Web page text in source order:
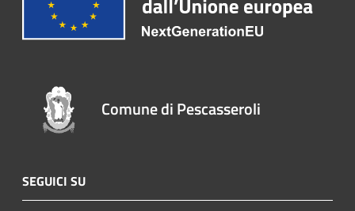
Comune di Pescasseroli
SEGUICI SU